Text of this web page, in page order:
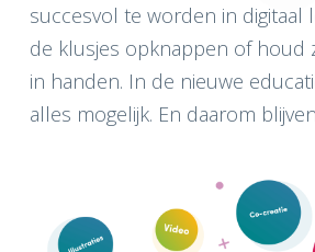
succesvol te worden in digitaal
de klusjes opknappen of houd
in handen. In de nieuwe
alles mogelijk. En daarom